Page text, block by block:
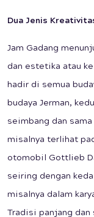
Dua Jenis
Jam Gadang
dan estetika atau
hadir di semua
budaya Jerman,
seimbang dan
misalnya terlihat
otomobil Gottlieb
seiring dengan
misalnya dalam
Tradisi panjang